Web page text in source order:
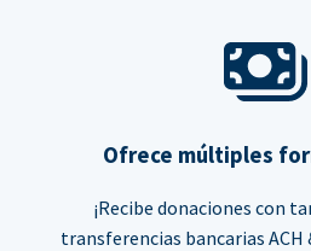
Ofrece múltiples
¡Recibe donaciones con
transferencias bancarias ACH